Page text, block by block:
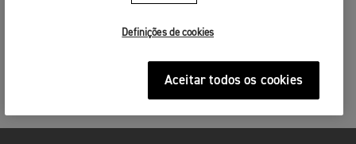
Definições de cookies
Aceitar todos os cookies